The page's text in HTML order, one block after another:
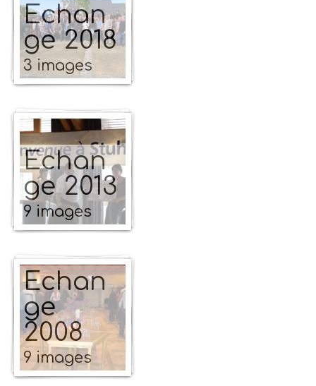
Echan
ge 2018
3 images
Echan
ge 2013
9 images
Echan
ge
2008
9 images